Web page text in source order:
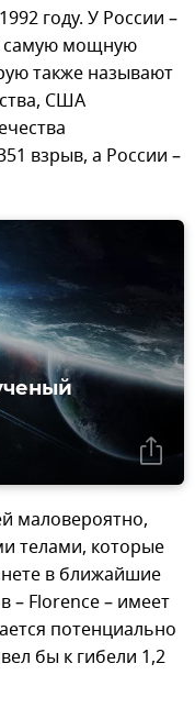
году. У России –
самую мощную
также называют
США
взрыв, а России –
маловероятно,
телами, которые
в ближайшие
– Florence – имеет
потенциально
бы к гибели 1,2